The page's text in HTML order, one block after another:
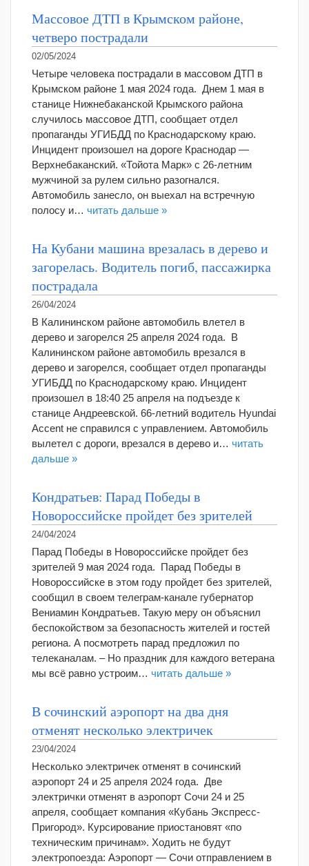
Массовое ДТП в Крымском районе,
четверо пострадали
02/05/2024
Четыре человека пострадали в массовом ДТП в
Крымском районе 1 мая 2024 года. Днем 1 мая в
станице Нижнебаканской Крымского района
случилось массовое ДТП, сообщает отдел
пропаганды УГИБДД по Краснодарскому краю.
Инцидент произошел на дороге Краснодар —
Верхнебаканский. «Тойота Марк» с 26-летним
мужчиной за рулем сильно разогнался.
Автомобиль занесло, он выехал на встречную
полосу и… читать дальше »
На Кубани машина врезалась в дерево и
загорелась. Водитель погиб, пассажирка
пострадала
26/04/2024
В Калининском районе автомобиль влетел в
дерево и загорелся 25 апреля 2024 года. В
Калининском районе автомобиль врезался в
дерево и загорелся, сообщает отдел пропаганды
УГИБДД по Краснодарскому краю. Инцидент
произошел в 18:40 25 апреля на подъезде к
станице Андреевской. 66-летний водитель Hyundai
Accent не справился с управлением. Автомобиль
вылетел с дороги, врезался в дерево и… читать
дальше »
Кондратьев: Парад Победы в
Новороссийске пройдет без зрителей
24/04/2024
Парад Победы в Новороссийске пройдет без
зрителей 9 мая 2024 года. Парад Победы в
Новороссийске в этом году пройдет без зрителей,
сообщил в своем телеграм-канале губернатор
Вениамин Кондратьев. Такую меру он объяснил
беспокойством за безопасность жителей и гостей
региона. А посмотреть парад предложил по
телеканалам. – Но праздник для каждого ветерана
мы всё равно устроим… читать дальше »
В сочинский аэропорт на два дня
отменят несколько электричек
23/04/2024
Несколько электричек отменят в сочинский
аэропорт 24 и 25 апреля 2024 года. Две
электрички отменят в аэропорт Сочи 24 и 25
апреля, сообщает компания «Кубань Экспресс-
Пригород». Курсирование приостановят «по
техническим причинам». Ходить не будут
электропоезда: Аэропорт — Сочи отправлением в